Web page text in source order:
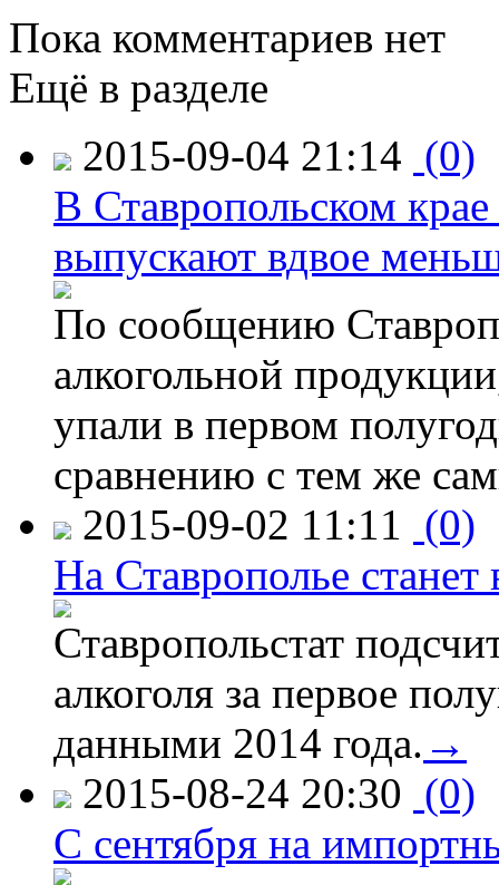
Пока комментариев нет
Ещё в разделе
2015-09-04 21:14 (0)
В Ставропольском
выпускают вдвое
По сообщению
алкогольной
упали в первом
сравнению с тем же
2015-09-02 11:11 (0)
На Ставрополье
Ставропольстат
алкоголя за первое
данными 2014 года. →
2015-08-24 20:30 (0)
C сентября на